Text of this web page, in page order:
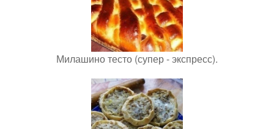
Милашино тесто (супер - экспресс).